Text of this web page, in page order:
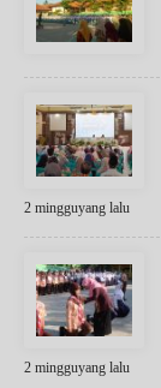
2 mingguyang lalu
2 mingguyang lalu